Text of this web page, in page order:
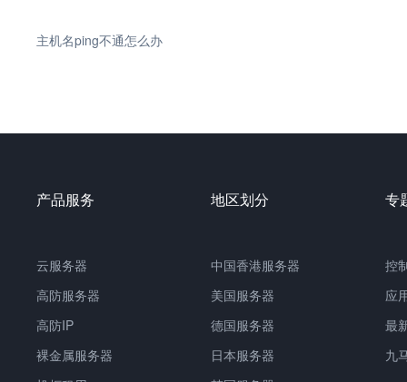
主机名ping不通怎么办
产品服务
云服务器
高防服务器
高防IP
裸金属服务器
地区划分
中国香港服务器
美国服务器
德国服务器
日本服务器
专
控
应
最
九